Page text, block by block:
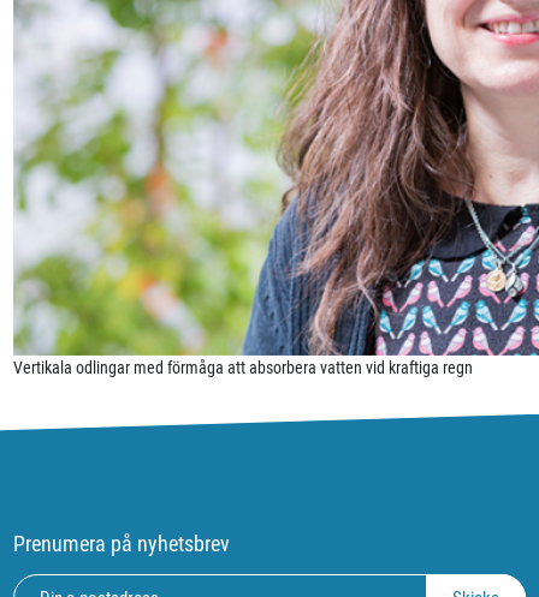
Vertikala odlingar med förmåga att absorbera vatten vid kraftiga regn
Prenumera på nyhetsbrev